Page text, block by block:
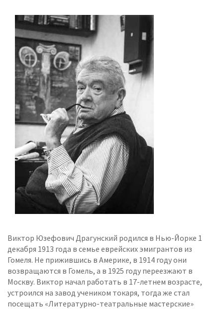
Виктор Юзефович Драгунский родился в Нью-Йорке 1
декабря 1913 года в семье еврейских эмигрантов из
Гомеля. Не прижившись в Америке, в 1914 году они
возвращаются в Гомель, а в 1925 году переезжают в
Москву. Виктор начал работать в 17-летнем возрасте,
устроился на завод учеником токаря, тогда же стал
посещать «Литературно-театральные мастерские»